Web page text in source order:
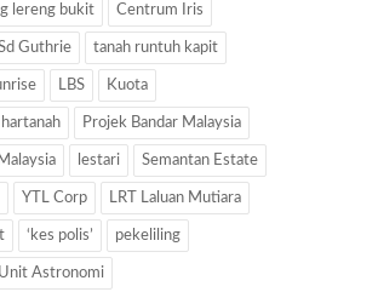
lereng bukit Centrum Iris
Guthrie tanah runtuh kapit
LBS Kuota
Projek Bandar Malaysia
lestari Semantan Estate
YTL Corp LRT Laluan Mutiara
‘kes polis’ pekeliling
Astronomi